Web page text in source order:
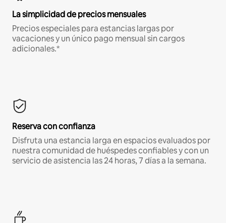
La simplicidad de precios mensuales
Precios especiales para estancias largas por
vacaciones y un único pago mensual sin cargos
adicionales.*
Reserva con confianza
Disfruta una estancia larga en espacios evaluados por
nuestra comunidad de huéspedes confiables y con un
servicio de asistencia las 24 horas, 7 días a la semana.